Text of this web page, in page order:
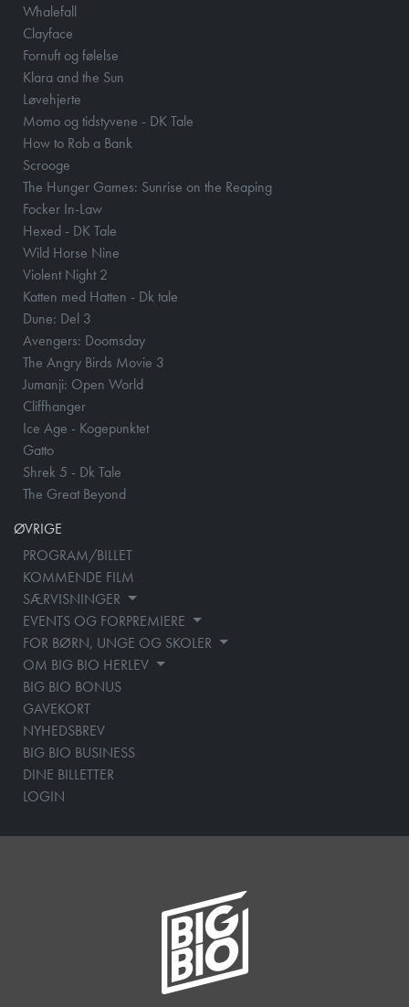
Whalefall
Clayface
Fornuft og følelse
Klara and the Sun
Løvehjerte
Momo og tidstyvene - DK Tale
How to Rob a Bank
Scrooge
The Hunger Games: Sunrise on the Reaping
Focker In-Law
Hexed - DK Tale
Wild Horse Nine
Violent Night 2
Katten med Hatten - Dk tale
Dune: Del 3
Avengers: Doomsday
The Angry Birds Movie 3
Jumanji: Open World
Cliffhanger
Ice Age - Kogepunktet
Gatto
Shrek 5 - Dk Tale
The Great Beyond
ØVRIGE
PROGRAM/BILLET
KOMMENDE FILM
SÆRVISNINGER
EVENTS OG FORPREMIERE
FOR BØRN, UNGE OG SKOLER
OM BIG BIO HERLEV
BIG BIO BONUS
GAVEKORT
NYHEDSBREV
BIG BIO BUSINESS
DINE BILLETTER
LOGIN